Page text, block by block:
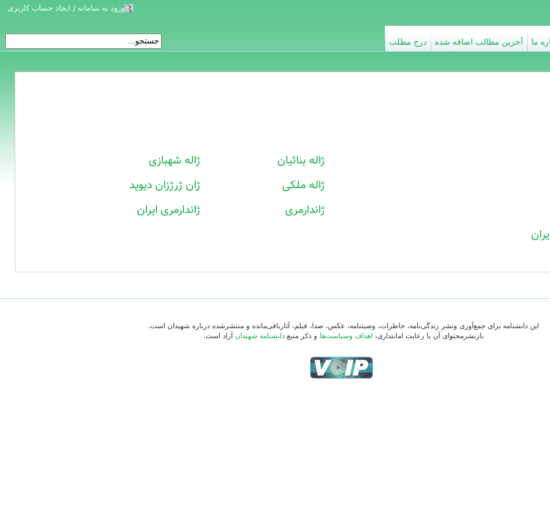
ژاله بنائیان
ژاله شهبازی
ژاله ملکی
ژان ژرژزان دیوید
ژاندارمری
ژاندارمری ایران
ورود به سامانه / ایجاد حساب کاربری
درج مطلب آخرین مطالب اضافه شده ما
این دانشنامه برای جمع‌آوری ونشر زندگی‌نامه، خاطرات، وصیتنامه، عکس، صدا، فیلم، آثارباقی‌مانده و منتشرشده درباره شهیدان است.
بازنشرمحتوای آن با رعایت امانتداری، اهداف وسیاست‌ها و ذکر منبعدانشنامه شهیدان آزاد است.